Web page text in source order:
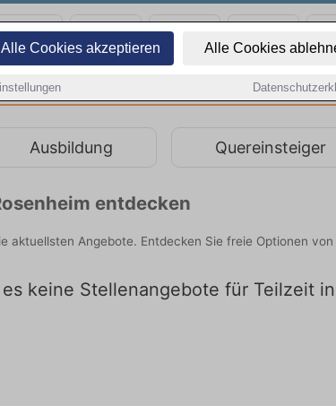
Alle Cookies akzeptieren Alle Cookies
Ausbildung Quereinsteiger
entdecken
aktuellsten Angebote. Entdecken Sie freie Optionen
keine Stellenangebote für Teilzeit